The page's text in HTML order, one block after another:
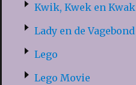
Kwik, Kwek en Kwak
Lady en de Vagebond
Lego
Lego Movie